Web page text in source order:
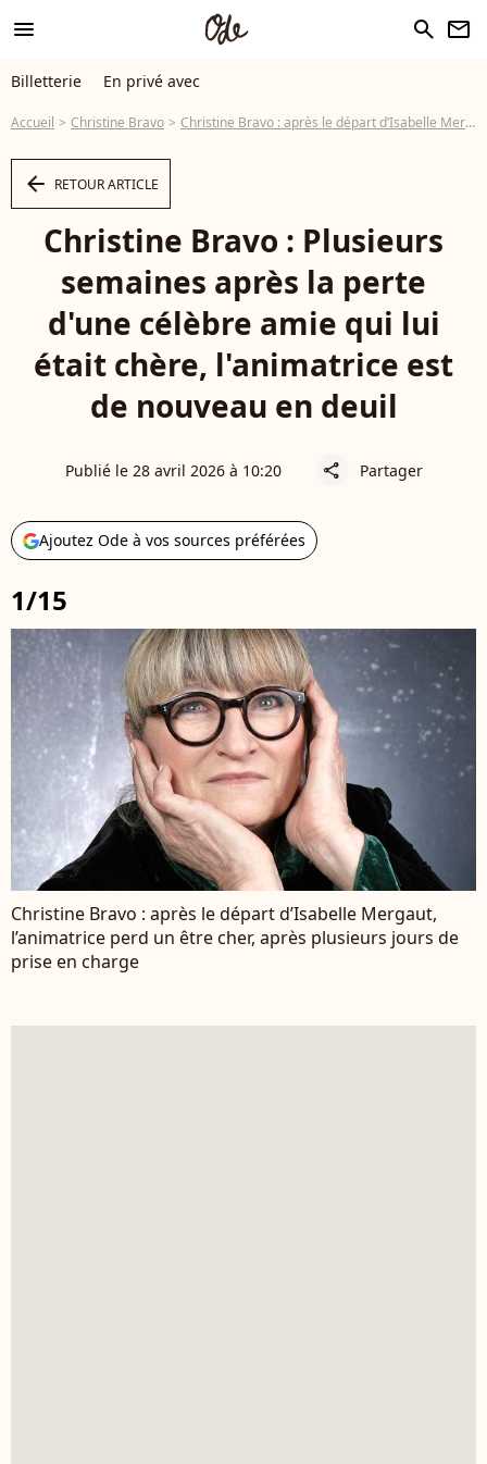
menu search newsletter
Billetterie En privé avec
Accueil Christine Bravo Christine Bravo : après le départ d’Isabelle Mergault, l’animatrice perd un être cher, après plusieurs jours de prise en charge
arrow_left RETOUR ARTICLE
Christine Bravo : Plusieurs
semaines après la perte
d'une célèbre amie qui lui
était chère, l'animatrice est
de nouveau en deuil
Publié le 28 avril 2026 à 10:20 share Partager
Ajoutez Ode à vos sources préférées
1/15
Christine Bravo : après le départ d’Isabelle Mergaut,
l’animatrice perd un être cher, après plusieurs jours de
prise en charge